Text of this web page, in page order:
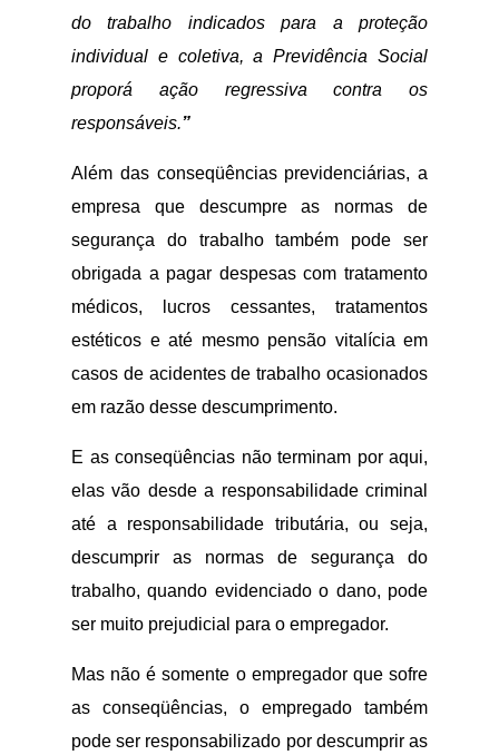
do trabalho indicados para a proteção
individual e coletiva, a Previdência Social
proporá ação regressiva contra os
responsáveis.”
Além das conseqüências previdenciárias, a
empresa que descumpre as normas de
segurança do trabalho também pode ser
obrigada a pagar despesas com tratamento
médicos, lucros cessantes, tratamentos
estéticos e até mesmo pensão vitalícia em
casos de acidentes de trabalho ocasionados
em razão desse descumprimento.
E as conseqüências não terminam por aqui,
elas vão desde a responsabilidade criminal
até a responsabilidade tributária, ou seja,
descumprir as normas de segurança do
trabalho, quando evidenciado o dano, pode
ser muito prejudicial para o empregador.
Mas não é somente o empregador que sofre
as conseqüências, o empregado também
pode ser responsabilizado por descumprir as